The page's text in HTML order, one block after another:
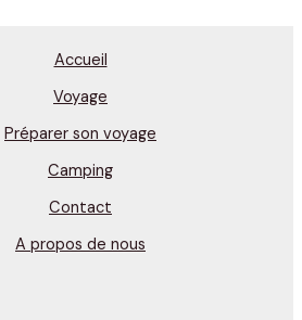
Accueil
Voyage
Préparer son voyage
Camping
Contact
A propos de nous